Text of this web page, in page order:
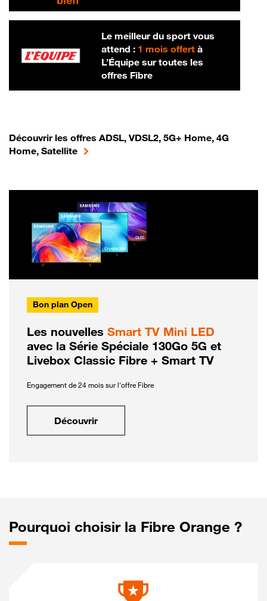
Le meilleur du sport vous
attend : 1 mois offertà
L’Équipe sur toutes les
offres Fibre
Découvrir les offres ADSL, VDSL2, 5G+ Home, 4G
Home, Satellite
Bon plan Open
Les nouvelles Smart TV Mini LED
avec la Série Spéciale 130Go 5G et
Livebox Classic Fibre + Smart TV
Engagement de 24 mois sur l'offre Fibre
Découvrir
Pourquoi choisir la Fibre Orange ?